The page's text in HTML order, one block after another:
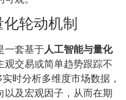
轮动机制
一套基于人工智能与量化
观交易或简单趋势跟踪不
时分析多维度市场数据，
以及宏观因子，从而在期